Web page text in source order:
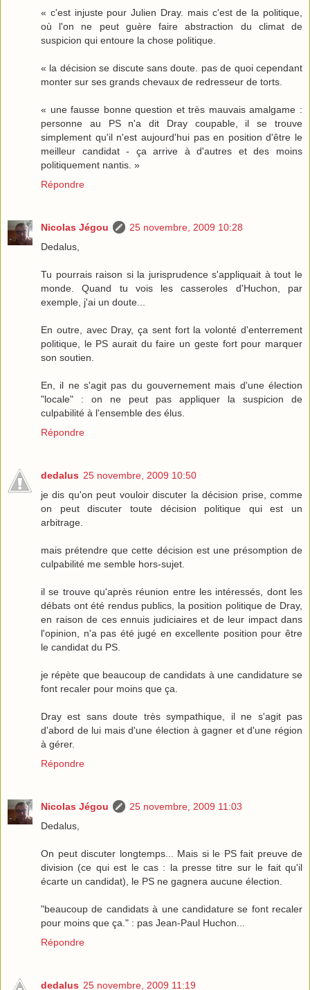
« c'est injuste pour Julien Dray. mais c'est de la politique,
où l'on ne peut guère faire abstraction du climat de
suspicion qui entoure la chose politique.
« la décision se discute sans doute. pas de quoi cependant
monter sur ses grands chevaux de redresseur de torts.
« une fausse bonne question et très mauvais amalgame :
personne au PS n'a dit Dray coupable, il se trouve
simplement qu'il n'est aujourd'hui pas en position d'être le
meilleur candidat - ça arrive à d'autres et des moins
politiquement nantis. »
Répondre
Nicolas Jégou
25 novembre, 2009 10:28
Dedalus,
Tu pourrais raison si la jurisprudence s'appliquait à tout le
monde. Quand tu vois les casseroles d'Huchon, par
exemple, j'ai un doute...
En outre, avec Dray, ça sent fort la volonté d'enterrement
politique, le PS aurait du faire un geste fort pour marquer
son soutien.
En, il ne s'agit pas du gouvernement mais d'une élection
"locale" : on ne peut pas appliquer la suspicion de
culpabilité à l'ensemble des élus.
Répondre
dedalus 25 novembre, 2009 10:50
je dis qu'on peut vouloir discuter la décision prise, comme
on peut discuter toute décision politique qui est un
arbitrage.
mais prétendre que cette décision est une présomption de
culpabilité me semble hors-sujet.
il se trouve qu'après réunion entre les intéressés, dont les
débats ont été rendus publics, la position politique de Dray,
en raison de ces ennuis judiciaires et de leur impact dans
l'opinion, n'a pas été jugé en excellente position pour être
le candidat du PS.
je répète que beaucoup de candidats à une candidature se
font recaler pour moins que ça.
Dray est sans doute très sympathique, il ne s'agit pas
d'abord de lui mais d'une élection à gagner et d'une région
à gérer.
Répondre
Nicolas Jégou
25 novembre, 2009 11:03
Dedalus,
On peut discuter longtemps... Mais si le PS fait preuve de
division (ce qui est le cas : la presse titre sur le fait qu'il
écarte un candidat), le PS ne gagnera aucune élection.
"beaucoup de candidats à une candidature se font recaler
pour moins que ça." : pas Jean-Paul Huchon...
Répondre
dedalus 25 novembre, 2009 11:19